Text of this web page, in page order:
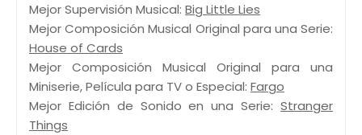
Mejor Supervisión Musical: Big Little Lies
Mejor Composición Musical Original para una Serie:
House of Cards
Mejor Composición Musical Original para una
Miniserie, Película para TV o Especial: Fargo
Mejor Edición de Sonido en una Serie: Stranger
Things